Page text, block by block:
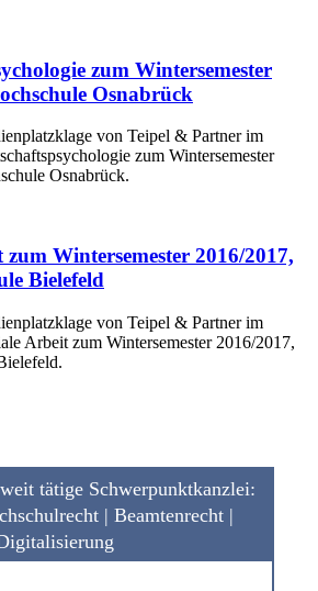
zum Wintersemester
Osnabrück
von Teipel & Partner im
zum Wintersemester
Osnabrück.
zum Wintersemester 2016/2017,
Bielefeld
von Teipel & Partner im
Arbeit zum Wintersemester 2016/2017,
tätige Schwerpunktkanzlei:
| Beamtenrecht |